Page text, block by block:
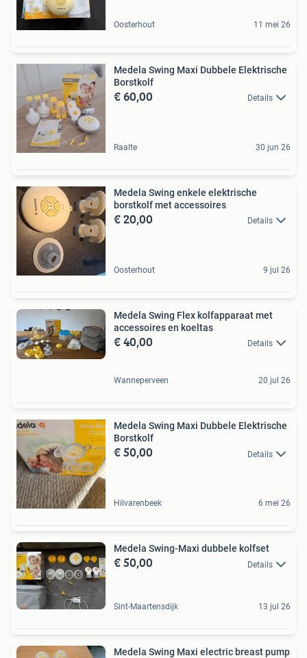
Oosterhout 11 mei 26
Medela Swing Maxi Dubbele Elektrische
Borstkolf
€ 60,00 Details
Raalte 30 jun 26
Medela Swing enkele elektrische
borstkolf met accessoires
€ 20,00 Details
Oosterhout 9 jul 26
Medela Swing Flex kolfapparaat met
accessoires en koeltas
€ 40,00 Details
Wanneperveen 20 jul 26
Medela Swing Maxi Dubbele Elektrische
Borstkolf
€ 50,00 Details
Hilvarenbeek 6 mei 26
Medela Swing-Maxi dubbele kolfset
€ 50,00 Details
Sint-Maartensdijk 13 jul 26
Medela Swing Maxi electric breast pump